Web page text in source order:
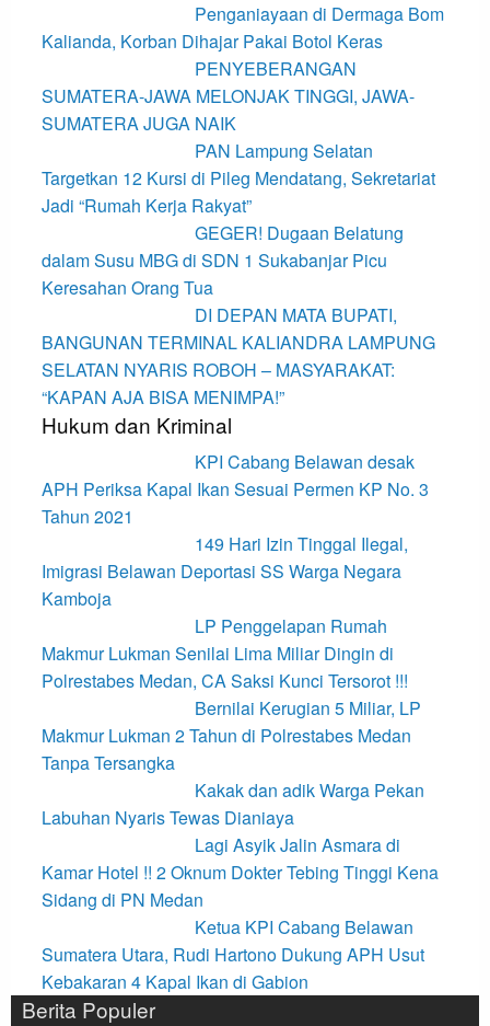
Penganiayaan di Dermaga Bom
Kalianda, Korban Dihajar Pakai Botol Keras
PENYEBERANGAN
SUMATERA-JAWA MELONJAK TINGGI, JAWA-
SUMATERA JUGA NAIK
PAN Lampung Selatan
Targetkan 12 Kursi di Pileg Mendatang, Sekretariat
Jadi “Rumah Kerja Rakyat”
GEGER! Dugaan Belatung
dalam Susu MBG di SDN 1 Sukabanjar Picu
Keresahan Orang Tua
DI DEPAN MATA BUPATI,
BANGUNAN TERMINAL KALIANDRA LAMPUNG
SELATAN NYARIS ROBOH – MASYARAKAT:
“KAPAN AJA BISA MENIMPA!”
Hukum dan Kriminal
KPI Cabang Belawan desak
APH Periksa Kapal Ikan Sesuai Permen KP No. 3
Tahun 2021
149 Hari Izin Tinggal Ilegal,
Imigrasi Belawan Deportasi SS Warga Negara
Kamboja
LP Penggelapan Rumah
Makmur Lukman Senilai Lima Miliar Dingin di
Polrestabes Medan, CA Saksi Kunci Tersorot !!!
Bernilai Kerugian 5 Miliar, LP
Makmur Lukman 2 Tahun di Polrestabes Medan
Tanpa Tersangka
Kakak dan adik Warga Pekan
Labuhan Nyaris Tewas Dianiaya
Lagi Asyik Jalin Asmara di
Kamar Hotel !! 2 Oknum Dokter Tebing Tinggi Kena
Sidang di PN Medan
Ketua KPI Cabang Belawan
Sumatera Utara, Rudi Hartono Dukung APH Usut
Kebakaran 4 Kapal Ikan di Gabion
Berita Populer